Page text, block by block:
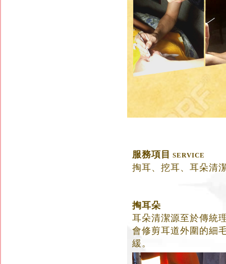
服務項目 SERVICE
掏耳、挖耳、耳朵清
掏耳朵
耳朵清潔源至於傳統
會修剪耳道外圍的細
緩。